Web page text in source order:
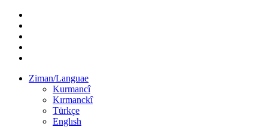
Ziman/Languae
Kurmancî
Kırmanckî
Türkçe
Englısh